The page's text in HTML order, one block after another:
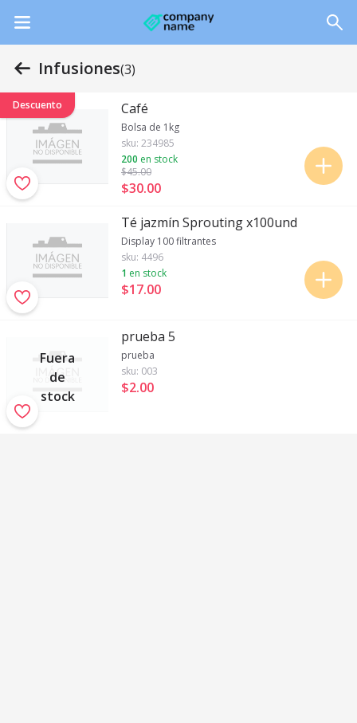
Infusiones(3)
Descuento Café
Bolsa de 1kg
sku: 234985
200 en stock
$45.00
$30.00
Té jazmín Sprouting x100und
Display 100 filtrantes
sku: 4496
1 en stock
$17.00
Fuera
de
stock
prueba 5
prueba
sku: 003
$2.00